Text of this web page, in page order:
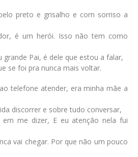
preto e grisalho e com sorriso a
é um herói. Isso não tem como
grande Pai, é dele que estou a falar,
se foi pra nunca mais voltar.
telefone atender, era minha mãe a
discorrer e sobre tudo conversar,
me dizer, E eu atenção nela fui
vai chegar. Por que não um pouco